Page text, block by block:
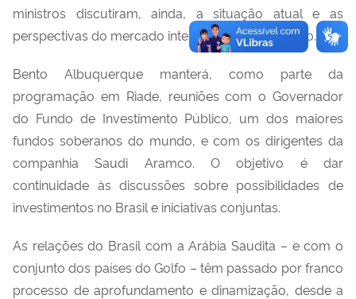
ministros discutiram, ainda, a situação atual e as
perspectivas do mercado internacional de petróleo.
Bento Albuquerque manterá, como parte da
programação em Riade, reuniões com o Governador
do Fundo de Investimento Público, um dos maiores
fundos soberanos do mundo, e com os dirigentes da
companhia Saudi Aramco. O objetivo é dar
continuidade às discussões sobre possibilidades de
investimentos no Brasil e iniciativas conjuntas.
As relações do Brasil com a Arábia Saudita – e com o
conjunto dos países do Golfo – têm passado por franco
processo de aprofundamento e dinamização, desde a